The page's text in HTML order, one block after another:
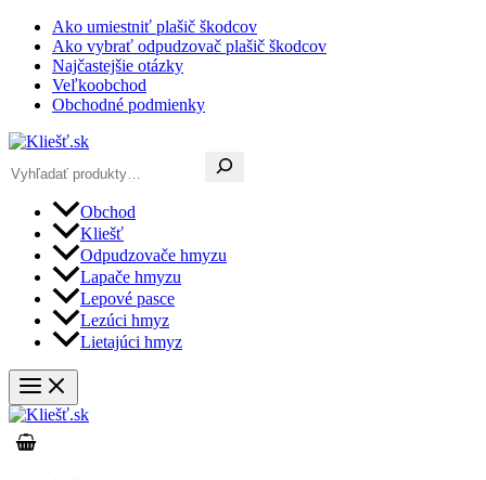
Preskočiť
obsah
Ako umiestniť plašič škodcov
Ako vybrať odpudzovač plašič škodcov
Najčastejšie otázky
Veľkoobchod
Obchodné podmienky
Obchod
Kliešť
Odpudzovače hmyzu
Lapače hmyzu
Lepové pasce
Lezúci hmyz
Lietajúci hmyz